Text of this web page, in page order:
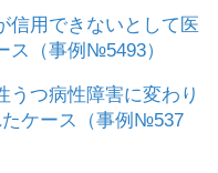
信用できないとして医
ス（事例№5493）
うつ病性障害に変わり
ケース（事例№537